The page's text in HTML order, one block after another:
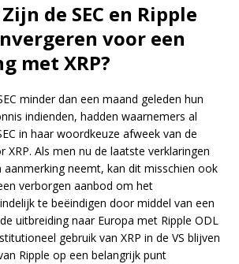
de SEC en Ripple
voor een
met XRP?
minder dan een maand geleden hun
indienden, hadden waarnemers al
in haar woordkeuze afweek van de
XRP. Als men nu de laatste verklaringen
aanmerking neemt, kan dit misschien ook
verborgen aanbod om het
te beëindigen door middel van een
uitbreiding naar Europa met Ripple ODL
gebruik van XRP in de VS blijven
Ripple op een belangrijk punt